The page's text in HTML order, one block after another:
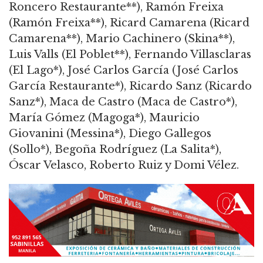
Roncero Restaurante**), Ramón Freixa
(Ramón Freixa**), Ricard Camarena (Ricard
Camarena**), Mario Cachinero (Skina**),
Luis Valls (El Poblet**), Fernando Villasclaras
(El Lago*), José Carlos García (José Carlos
García Restaurante*), Ricardo Sanz (Ricardo
Sanz*), Maca de Castro (Maca de Castro*),
María Gómez (Magoga*), Mauricio
Giovanini (Messina*), Diego Gallegos
(Sollo*), Begoña Rodríguez (La Salita*),
Óscar Velasco, Roberto Ruiz y Domi Vélez.